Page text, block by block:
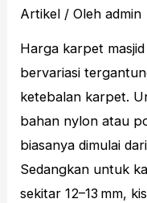
Artikel / Olehadmin
Harga karpet
bervariasi
ketebalan karpet.
bahan nylon atau
biasanya dimulai
Sedangkan untuk
sekitar 12–13 mm,